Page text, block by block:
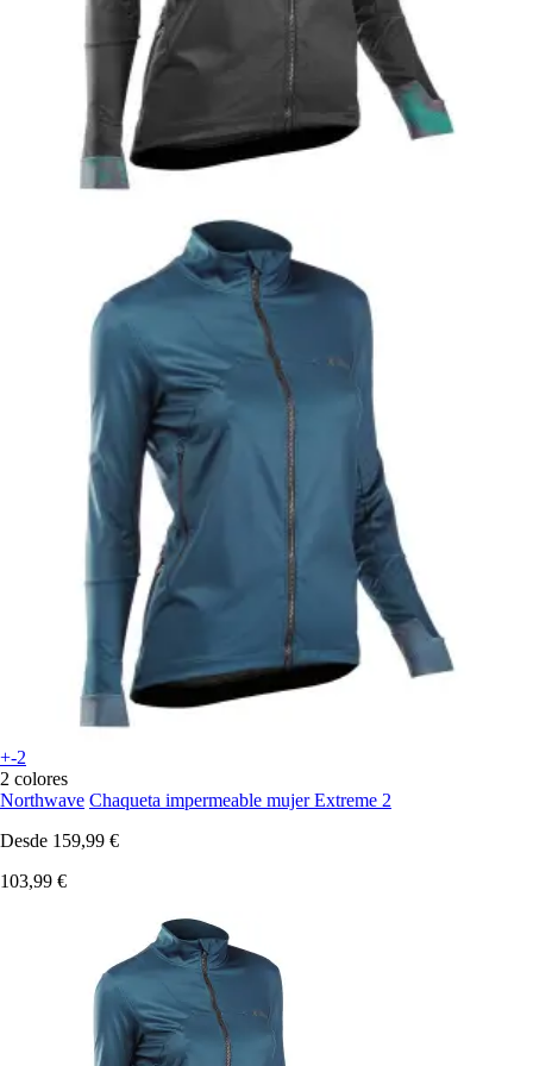
+-2
2 colores
Northwave Chaqueta impermeable mujer Extreme 2
Desde 159,99 €
103,99 €